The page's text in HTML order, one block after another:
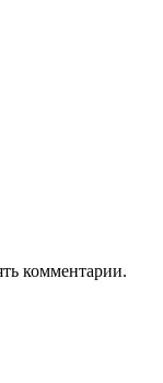
комментарии.